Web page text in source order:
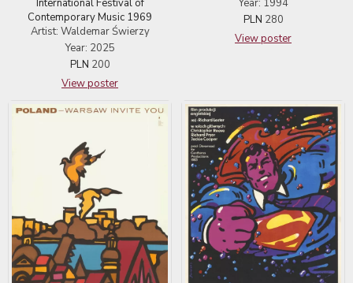
Contemporary Music 1969
Artist: Waldemar Świerzy
Year: 2025
PLN 200
View poster
PLN 280
View poster